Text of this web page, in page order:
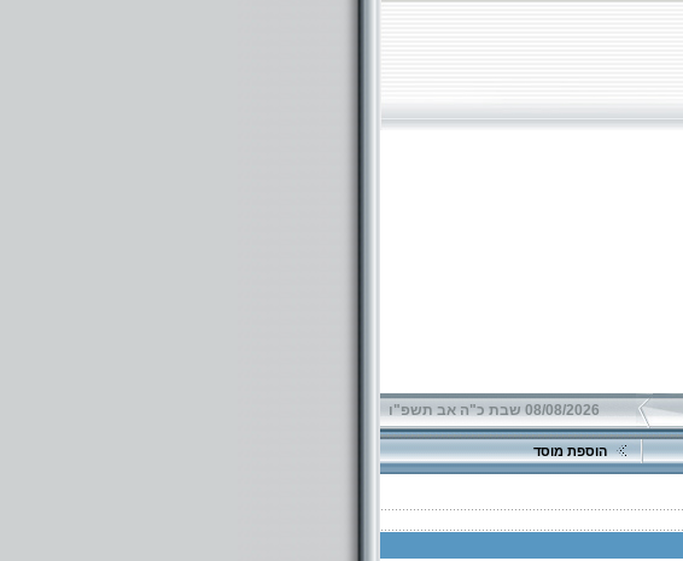
08/08/2026 שבת כ"ה אב תשפ"ו
הוספת מוסד